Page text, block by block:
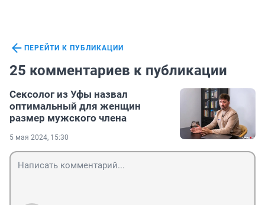
ПЕРЕЙТИ К ПУБЛИКАЦИИ
25 комментариев к публикации
Сексолог из Уфы назвал
оптимальный для женщин
размер мужского члена
5 мая 2024, 15:30